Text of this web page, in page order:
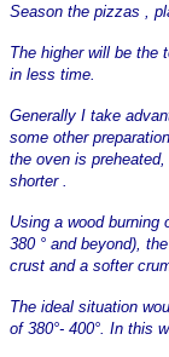
Season the pizzas ,
The higher will be the
in less time.
Generally I take
some other
the oven is
shorter .
Using a wood burning
380 ° and beyond),
crust and a softer
The ideal situation
of 380°- 400°. In this